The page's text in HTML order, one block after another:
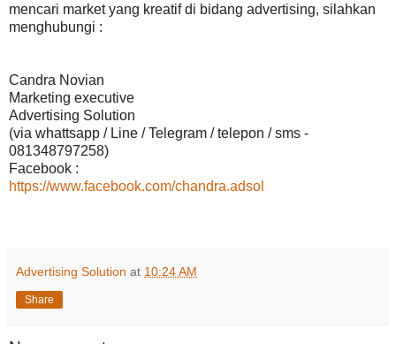
mencari market yang kreatif di bidang advertising, silahkan
menghubungi :
Candra Novian
Marketing executive
Advertising Solution
(via whattsapp / Line / Telegram / telepon / sms -
081348797258)
Facebook :
https://www.facebook.com/chandra.adsol
Advertising Solution at 10:24 AM
Share